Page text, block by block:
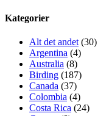
Kategorier
Alt det andet (30)
Argentina (4)
Australia (8)
Birding (187)
Canada (37)
Colombia (4)
Costa Rica (24)